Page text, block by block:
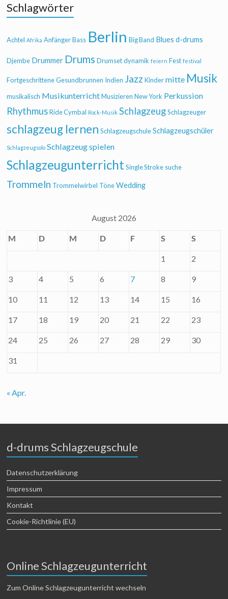
Schlagwörter
Achtel Afrika Anfänger Bass Berlin Big Band Blues d-drums
Djembe Drummer Drums Drumset dynamik feiern Fest festival
Fortgeschrittene Gesundbrunnen Indien Jazz Kinder mitte Musik
musikalisch Musikunterricht Musizieren New York Perkussion
Rhythmus Ride Cymbal Rock-Musik Schlagzeug Schlagzeuger
schlagzeug lernen Schlagzeugschule Schlagzeugschüler
Schlagzeugsolo Schlagzeug spielen
Schlagzeugunterricht Single Stroke suche
Trommeln Trommelwirbel Töne Wedding
August 2026
M D M D F S S
1 2
3 4 5 6 7 8 9
10 11 12 13 14 15 16
17 18 19 20 21 22 23
24 25 26 27 28 29 30
31
« Apr.
d-drums Schlagzeugschule
Datenschutzerklärung
Impressum
Kontakt
Cookie-Richtlinie (EU)
Online Schlagzeugunterricht
Zum Online Schlagzeugunterricht wechseln